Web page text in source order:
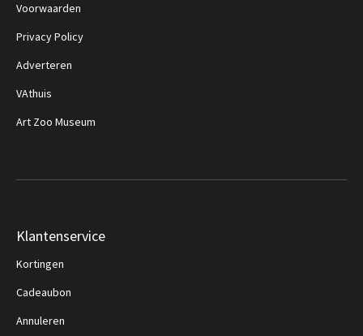
Voorwaarden
Privacy Policy
Adverteren
VAthuis
Art Zoo Museum
Klantenservice
Kortingen
Cadeaubon
Annuleren